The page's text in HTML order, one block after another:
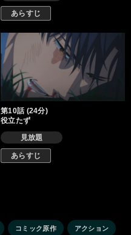
あらすじ
第10話 (24分)
役立たず
見放題
あらすじ
コミック原作 アクション